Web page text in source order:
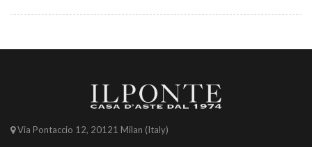
Via Pontaccio 12, 20121 Milan (Italy)